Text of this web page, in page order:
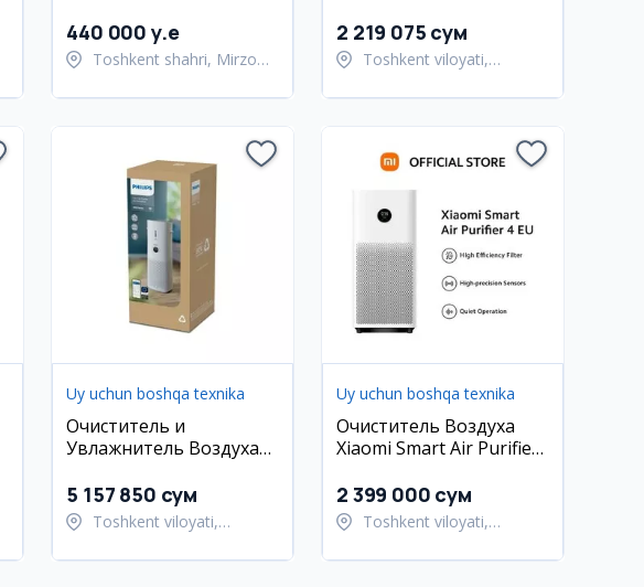
440 000 y.e
Toshkent shahri, Mirzo
2 219 075 сум
Toshkent viloyati,
Uy uchun boshqa texnika
Очиститель и
Увлажнитель Воздуха
Глобальная Версия
5 157 850 сум
Toshkent viloyati,
Uy uchun boshqa texnika
Очиститель Воздуха
Xiaomi Smart Air Purifier
2 399 000 сум
Toshkent viloyati,